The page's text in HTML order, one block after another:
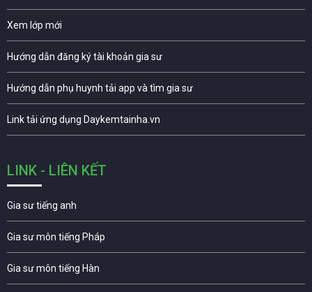
Xem lớp mới
Hướng dẫn đăng ký tài khoản gia sư
Hướng dẫn phụ huynh tải app và tìm gia sư
Link tải ứng dụng Daykemtainha.vn
LINK - LIÊN KẾT
Gia sư tiếng anh
Gia sư môn tiếng Pháp
Gia sư môn tiếng Hàn